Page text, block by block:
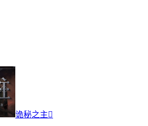
诡秘之主